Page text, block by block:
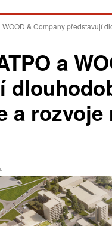
WOOD & Company představují
a
a